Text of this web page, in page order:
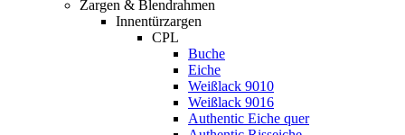
Zargen & Blendrahmen
Innentürzargen
CPL
Buche
Eiche
Weißlack 9010
Weißlack 9016
Authentic Eiche quer